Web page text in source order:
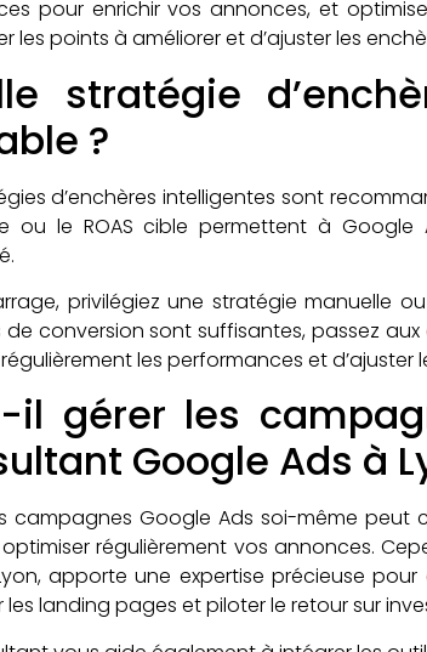
pour enrichir vos annonces, et
les points à améliorer et d’ajuster les
stratégie
?
d’enchères intelligentes sont
ou le ROAS cible permettent à
privilégiez une stratégie manuelle
conversion sont suffisantes, passez
régulièrement les performances et
il gérer les
Google Ads à
campagnes Google Ads soi-même
régulièrement vos annonces.
apporte une expertise précieuse
les landing pages et piloter le retour sur